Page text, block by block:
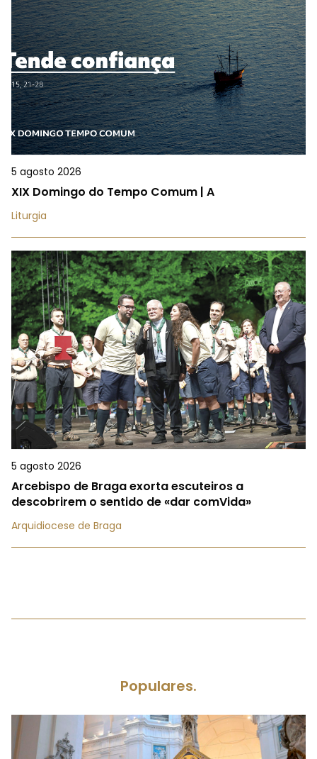
5 agosto 2026
XIX Domingo do Tempo Comum | A
Liturgia
5 agosto 2026
Arcebispo de Braga exorta escuteiros a
descobrirem o sentido de «dar comVida»
Arquidiocese de Braga
Populares.